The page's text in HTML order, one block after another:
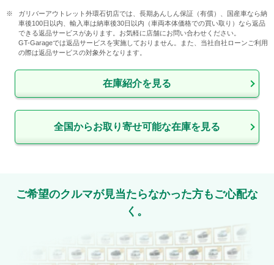
ガリバーアウトレット外環石切店では、長期あんしん保証（有償）、国産車なら納
車後100日以内、輸入車は納車後30日以内（車両本体価格での買い取り）なら返品
できる返品サービスがあります。お気軽に店舗にお問い合わせください。
GT-Garageでは返品サービスを実施しておりません。また、当社自社ローンご利用
の際は返品サービスの対象外となります。
在庫紹介を見る
全国からお取り寄せ可能な在庫を見る
ご希望のクルマが見当たらなかった方もご心配な
く。